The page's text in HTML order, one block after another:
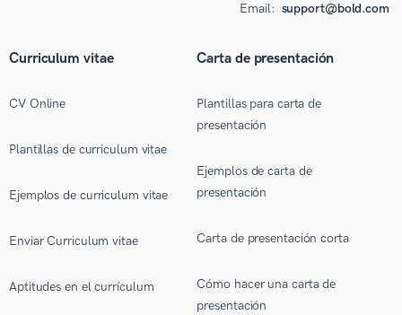
Email: support@bold.com
Curriculum vitae
CV Online
Plantillas de curriculum vitae
Ejemplos de curriculum vitae
Enviar Curriculum vitae
Aptitudes en el currículum
Carta de presentación
Plantillas para carta de
presentación
Ejemplos de carta de
presentación
Carta de presentación corta
Cómo hacer una carta de
presentación